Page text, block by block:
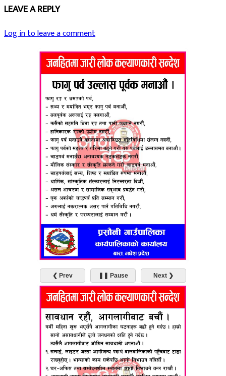
LEAVE A REPLY
Log in to leave a comment
❮ Prev ❚❚ Pause Next ❯